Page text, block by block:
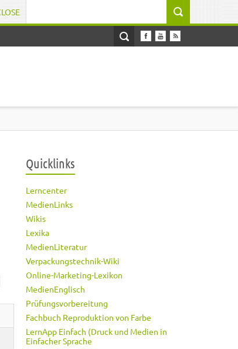
Quicklinks
Lerncenter
MedienLinks
Wikis
Lexika
MedienLiteratur
Verpackungstechnik-Wiki
Online-Marketing-Lexikon
MedienEnglisch
Prüfungsvorbereitung
Fachbuch Reproduktion von Farbe
LernApp Einfach (Druck und Medien in
Einfacher Sprache